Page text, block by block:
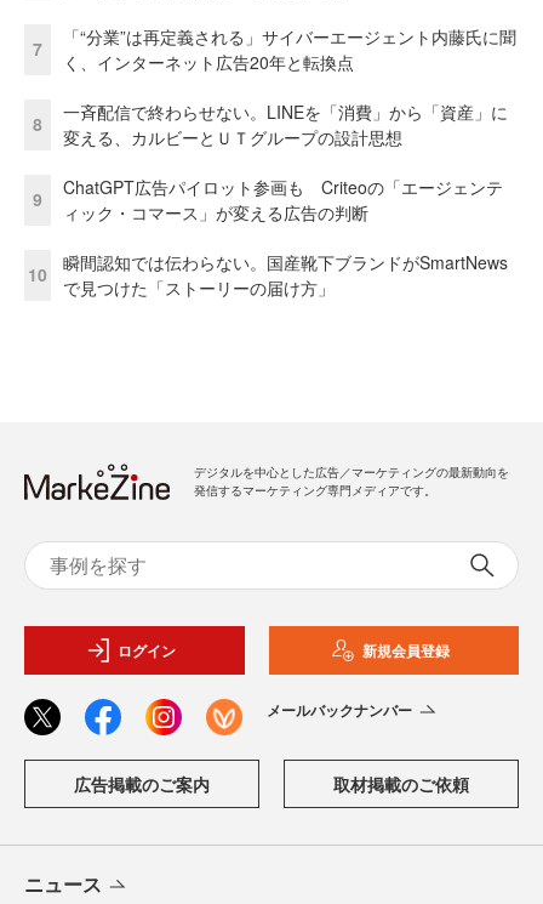
7
「“分業”は再定義される」サイバーエージェント内藤氏に聞
く、インターネット広告20年と転換点
8
一斉配信で終わらせない。LINEを「消費」から「資産」に
変える、カルビーとＵＴグループの設計思想
9
ChatGPT広告パイロット参画も Criteoの「エージェンテ
ィック・コマース」が変える広告の判断
10
瞬間認知では伝わらない。国産靴下ブランドがSmartNews
で見つけた「ストーリーの届け方」
デジタルを中心とした広告／マーケティングの最新動向を
発信するマーケティング専門メディアです。
ログイン 新規会員登録
メールバックナンバー
広告掲載のご案内 取材掲載のご依頼
ニュース